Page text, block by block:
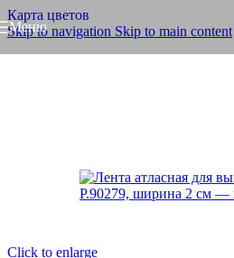
Карта цветов
Skip to navigation Skip to main content
Меню
Click to enlarge